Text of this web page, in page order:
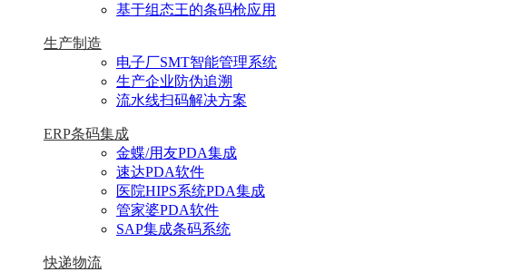
基于组态王的条码枪应用
生产制造
电子厂SMT智能管理系统
生产企业防伪追溯
流水线扫码解决方案
ERP条码集成
金蝶/用友PDA集成
速达PDA软件
医院HIPS系统PDA集成
管家婆PDA软件
SAP集成条码系统
快递物流